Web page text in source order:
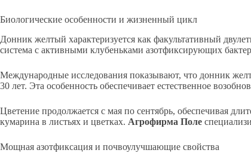
Биологические особенности и жизненный цикл
Донник желтый характеризуется как факультативный
система с активными клубеньками азотфиксирующих
Международные исследования показывают, что донник
30 лет. Эта особенность обеспечивает естественное
Цветение продолжается с мая по сентябрь, обеспечивая
кумарина в листьях и цветках. Агрофирма Поле
Мощная азотфиксация и почвоулучшающие свойства